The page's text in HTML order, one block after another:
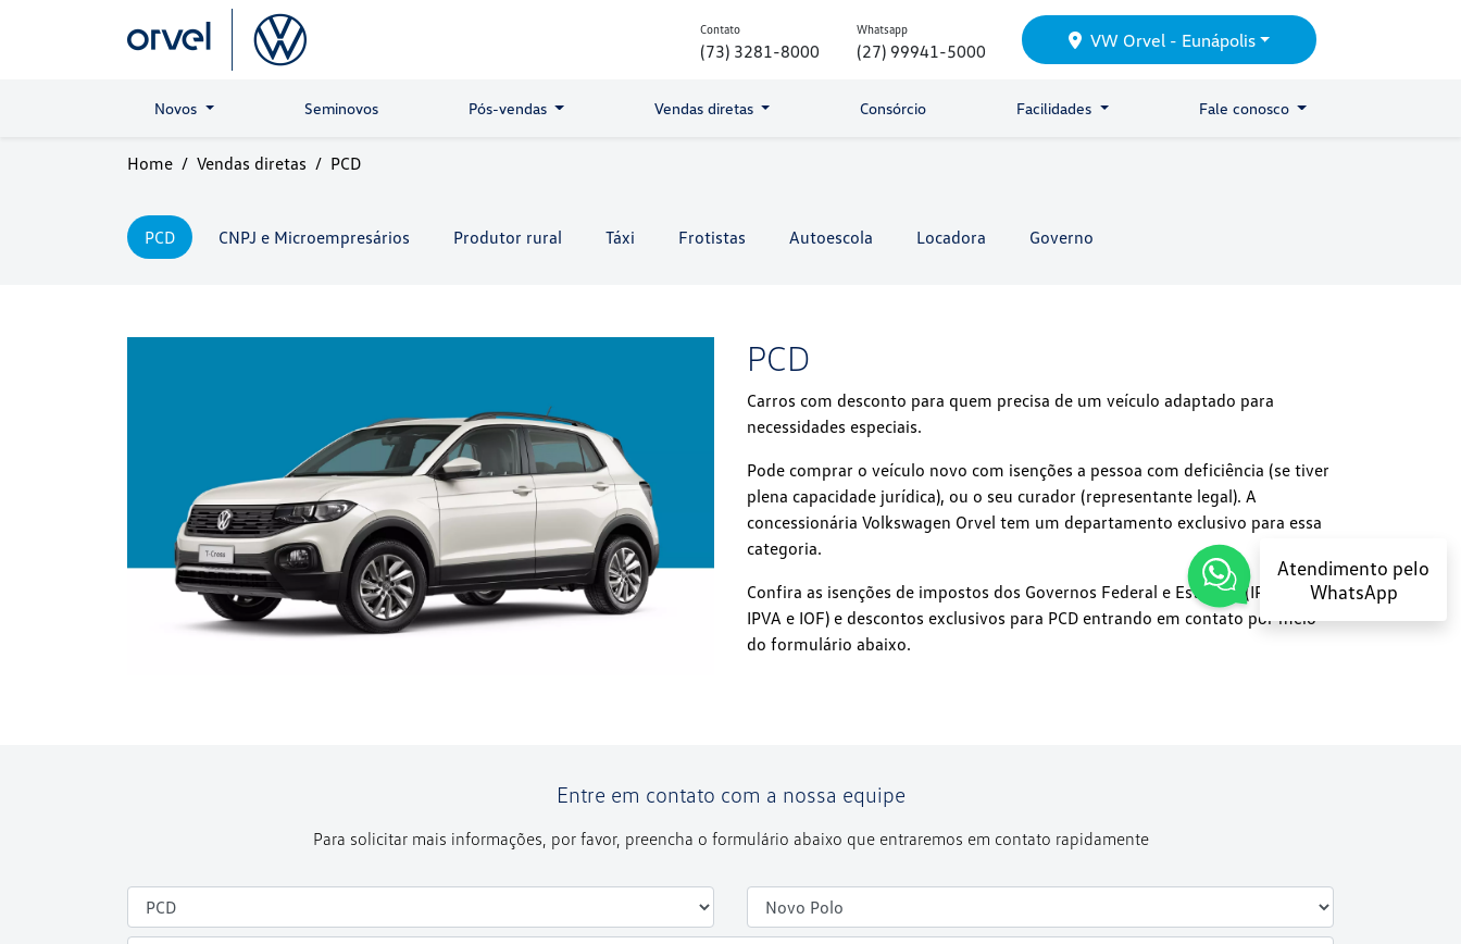
Contato
(73) 3281-8000
Whatsapp
(27) 99941-5000 VW Orvel - Eunápolis
Novos Seminovos Pós-vendas Vendas diretas Consórcio Facilidades Fale conosco
Home Vendas diretas PCD
PCD CNPJ e Microempresários Produtor rural Táxi Frotistas Autoescola Locadora Governo
PCD
Carros com desconto para quem precisa de um veículo adaptado para
necessidades especiais.
Pode comprar o veículo novo com isenções a pessoa com deficiência (se tiver
plena capacidade jurídica), ou o seu curador (representante legal). A
concessionária Volkswagen Orvel tem um departamento exclusivo para essa
categoria.
Confira as isenções de impostos dos Governos Federal e Estadual (IPI, ICMS,
IPVA e IOF) e descontos exclusivos para PCD entrando em contato por meio
do formulário abaixo.
Entre em contato com a nossa equipe
Para solicitar mais informações, por favor, preencha o formulário abaixo que entraremos em contato rapidamente
Atendimento pelo
WhatsApp